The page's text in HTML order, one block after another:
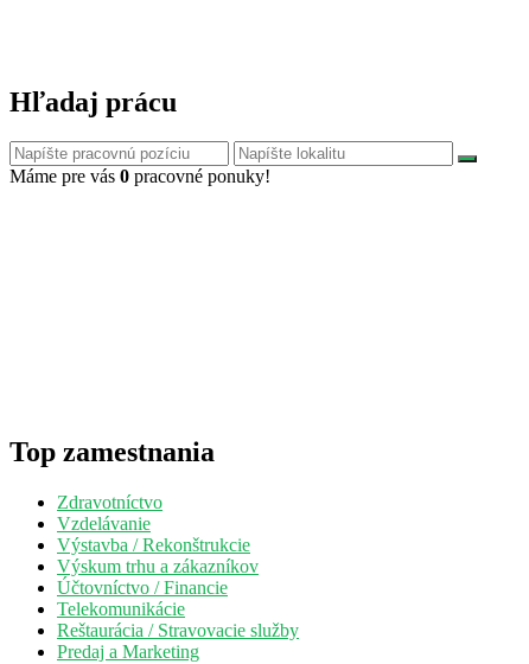
Hľadaj prácu
Máme pre vás 0 pracovné ponuky!
Top zamestnania
Zdravotníctvo
Vzdelávanie
Výstavba / Rekonštrukcie
Výskum trhu a zákazníkov
Účtovníctvo / Financie
Telekomunikácie
Reštaurácia / Stravovacie služby
Predaj a Marketing